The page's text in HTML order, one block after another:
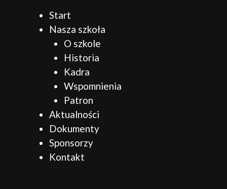
Start
Nasza szkoła
O szkole
Historia
Kadra
Wspomnienia
Patron
Aktualności
Dokumenty
Sponsorzy
Kontakt